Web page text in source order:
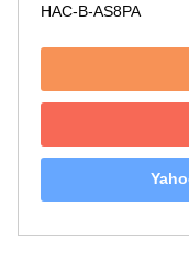
HAC-B-AS8PA